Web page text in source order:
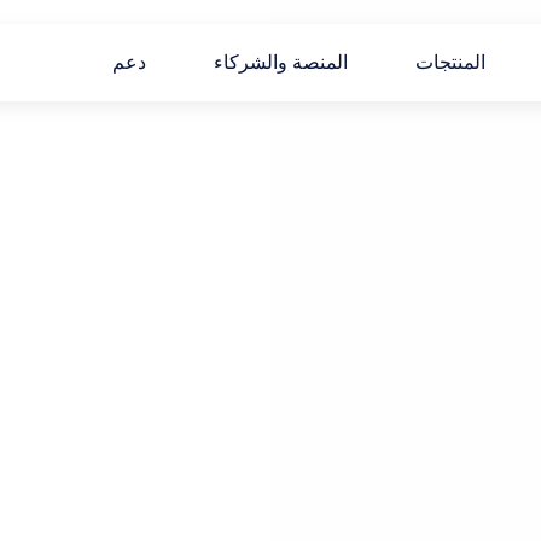
المنتجات المنصة والشركاء دعم